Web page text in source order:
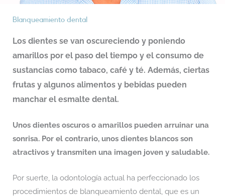
Blanqueamiento dental
Los dientes se van oscureciendo y poniendo
amarillos por el paso del tiempo y el consumo de
sustancias como tabaco, café y té. Además, ciertas
frutas y algunos alimentos y bebidas pueden
manchar el esmalte dental.
Unos dientes oscuros o amarillos pueden arruinar una
sonrisa. Por el contrario, unos dientes blancos son
atractivos y transmiten una imagen joven y saludable.
Por suerte, la odontología actual ha perfeccionado los
procedimientos de blanqueamiento dental, que es un